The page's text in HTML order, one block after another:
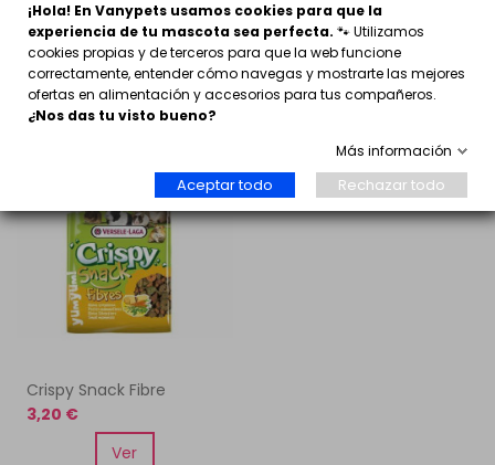
Comprar
Comprar
Crispy Snack Fibre
3,20 €
Ver
¡Hola! En Vanypets usamos cookies para que la
experiencia de tu mascota sea perfecta. 🐾 Utilizamos
cookies propias y de terceros para que la web funcione
correctamente, entender cómo navegas y mostrarte las mejores
ofertas en alimentación y accesorios para tus compañeros.
¿Nos das tu visto bueno?
Más información
Aceptar todo Rechazar todo